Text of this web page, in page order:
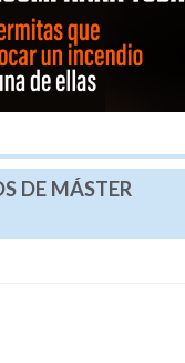
DE MÁSTER